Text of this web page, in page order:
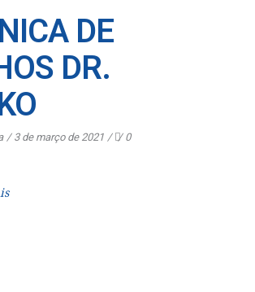
DE
DR.
3 de março de 2021 0